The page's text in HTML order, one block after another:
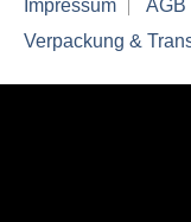
Impressum AGB
Verpackung &